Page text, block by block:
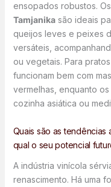
ensopados robustos.
Tamjanikasão ideais
queijos leves e peixes
versáteis,
ou vegetais. Para
funcionam bem com
vermelhas, enquanto
cozinha asiática ou
Quais são as tendências
qual o seu potencial
A indústria vinícola
renascimento. Há uma